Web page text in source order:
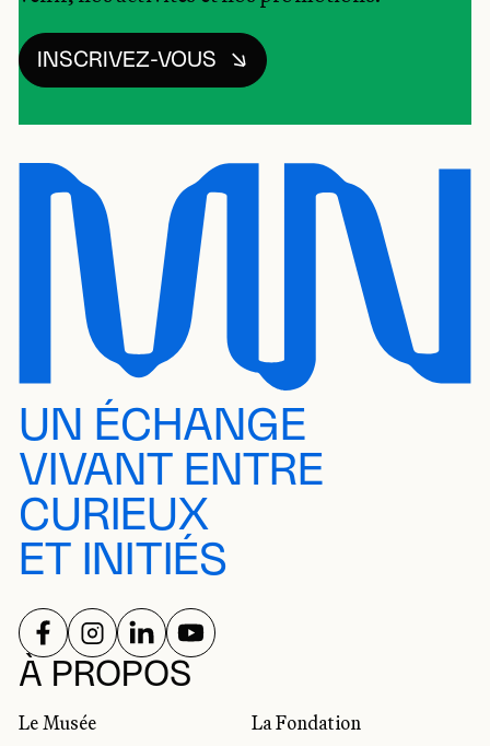
INSCRIVEZ-VOUS
UN ÉCHANGE
VIVANT ENTRE
CURIEUX
ET INITIÉS
À PROPOS
Le Musée
La Fondation
RÉSEAUX SOCIAUX
SUIVEZ-NOUS SUR
SUIVEZ-NOUS SUR
SUIVEZ-NOUS SUR
SUIVEZ-NOUS SUR